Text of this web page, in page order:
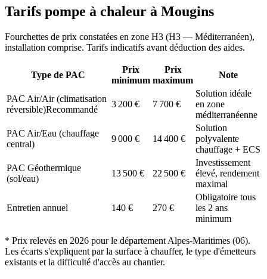
Tarifs pompe à chaleur à Mougins
Fourchettes de prix constatées en zone H3 (H3 — Méditerranéen),
installation comprise. Tarifs indicatifs avant déduction des aides.
Type de PAC
Prix
minimum
Prix
maximum
Note
PAC Air/Air (climatisation
réversible)Recommandé
3 200 € 7 700 €
Solution idéale
en zone
méditerranéenne
PAC Air/Eau (chauffage
central)
9 000 € 14 400 €
Solution
polyvalente
chauffage + ECS
PAC Géothermique
(sol/eau)
13 500 € 22 500 €
Investissement
élevé, rendement
maximal
Entretien annuel 140 € 270 €
Obligatoire tous
les 2 ans
minimum
* Prix relevés en 2026 pour le département Alpes-Maritimes (06).
Les écarts s'expliquent par la surface à chauffer, le type d'émetteurs
existants et la difficulté d'accès au chantier.